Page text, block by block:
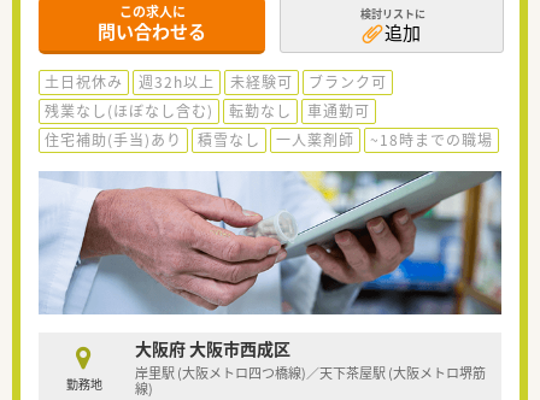
この求人に
問い合わせる
検討リストに
追加
土日祝休み 週32h以上 未経験可
ブランク可
残業なし(ほぼなし含む)
転勤なし
車通勤可
住宅補助(手当)あり
積雪なし 一人薬剤師 ~18時までの職場
勤務地
大阪府 大阪市西成区
岸里駅 (大阪メトロ四つ橋線)／天下茶屋駅 (大阪メトロ堺筋
線)